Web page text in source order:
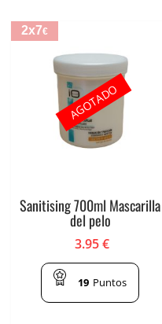
2x7€
Sanitising 700ml Mascarilla
del pelo
3.95€
19 Puntos
AGOTADO